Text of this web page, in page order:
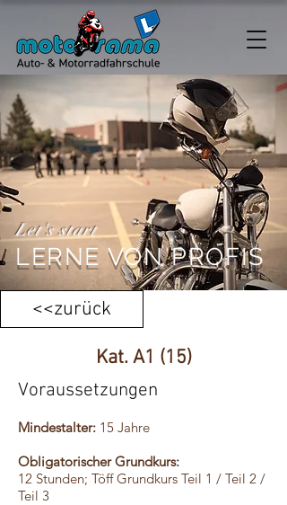
Let's start
LERNE VON PROFIS
<<zurück
Kat. A1 (15)
Voraussetzungen
Mindestalter: 15 Jahre
Obligatorischer Grundkurs:
12 Stunden; Töff Grundkurs Teil 1 / Teil 2 /
Teil 3